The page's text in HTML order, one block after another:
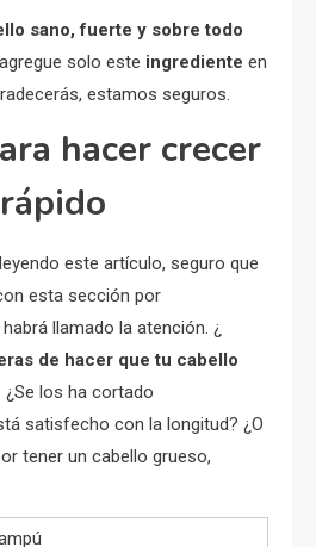
sano, fuerte y sobre todo
solo este ingrediente en
estamos seguros.
hacer crecer
este artículo, seguro que
esta sección por
llamado la atención. ¿
de hacer que tu cabello
¿Se los ha cortado
satisfecho con la longitud? ¿O
tener un cabello grueso,